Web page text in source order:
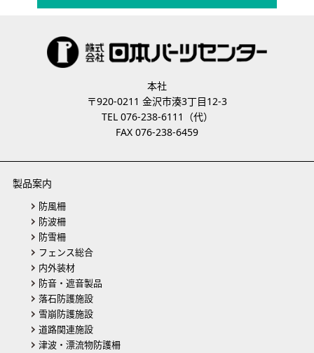
本社
〒920-0211 金沢市湊3丁目12-3
TEL 076-238-6111（代）
FAX 076-238-6459
製品案内
防風柵
防波柵
防雪柵
フェンス総合
内外装材
防音・遮音製品
落石防護施設
雪崩防護施設
道路関連施設
津波・漂流物防護柵